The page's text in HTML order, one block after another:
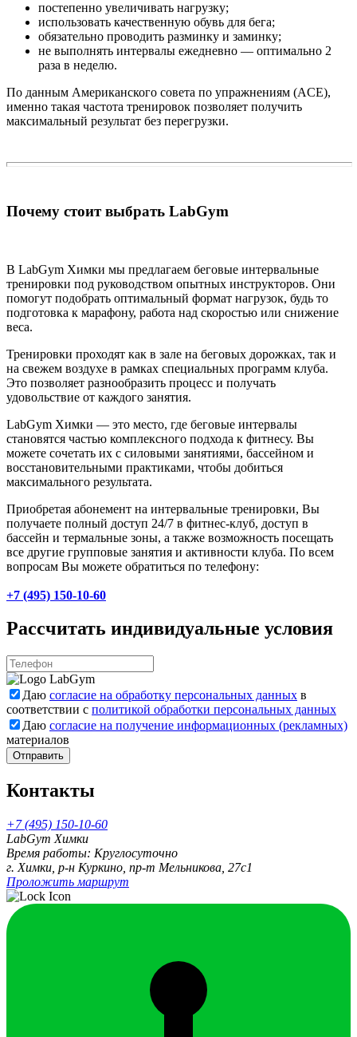
постепенно увеличивать нагрузку;
использовать качественную обувь для бега;
обязательно проводить разминку и заминку;
не выполнять интервалы ежедневно — оптимально 2
раза в неделю.
По данным Американского совета по упражнениям (ACE),
именно такая частота тренировок позволяет получить
максимальный результат без перегрузки.
Почему стоит выбрать LabGym
В LabGym Химки мы предлагаем беговые интервальные
тренировки под руководством опытных инструкторов. Они
помогут подобрать оптимальный формат нагрузок, будь то
подготовка к марафону, работа над скоростью или снижение
веса.
Тренировки проходят как в зале на беговых дорожках, так и
на свежем воздухе в рамках специальных программ клуба.
Это позволяет разнообразить процесс и получать
удовольствие от каждого занятия.
LabGym Химки — это место, где беговые интервалы
становятся частью комплексного подхода к фитнесу. Вы
можете сочетать их с силовыми занятиями, бассейном и
восстановительными практиками, чтобы добиться
максимального результата.
Приобретая абонемент на интервальные тренировки, Вы
получаете полный доступ 24/7 в фитнес-клуб, доступ в
бассейн и термальные зоны, а также возможность посещать
все другие групповые занятия и активности клуба. По всем
вопросам Вы можете обратиться по телефону:
+7 (495) 150-10-60
Рассчитать индивидуальные условия
Даю согласие на обработку персональных данных в
соответствии с политикой обработки персональных данных
Даю согласие на получение информационных (рекламных)
материалов
Отправить
Контакты
+7 (495) 150-10-60
LabGym Химки
Время работы: Круглосуточно
г. Химки, р-н Куркино, пр-т Мельникова, 27c1
Проложить маршрут